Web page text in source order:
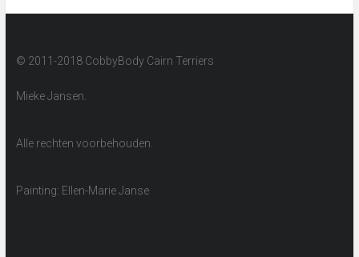
© 2011-2018 CobbyBody Cairn Terriers
Mieke Jansen.
Alle rechten voorbehouden.
Painting: Ellen-Marie Janse